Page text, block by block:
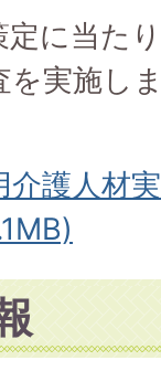
定に当た
を実施し
介護人材